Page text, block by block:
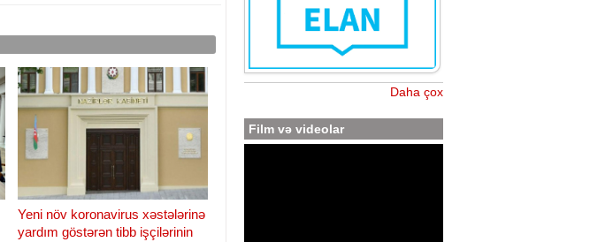
Yeni növ koronavirus xəstələrinə
yardım göstərən tibb işçilərinin
Daha çox
Film və videolar